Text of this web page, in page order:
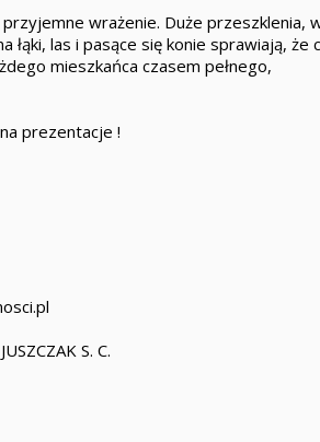
wrażenie. Duże przeszklenia,
łąki, las i pasące się konie sprawiają, że
mieszkańca czasem pełnego,
prezentacje !
S. C.